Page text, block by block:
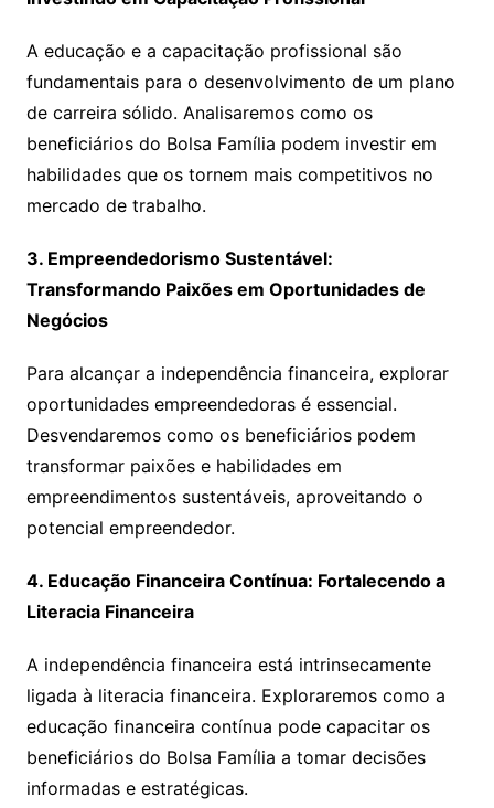
A educação e a capacitação profissional são
fundamentais para o desenvolvimento de um plano
de carreira sólido. Analisaremos como os
beneficiários do Bolsa Família podem investir em
habilidades que os tornem mais competitivos no
mercado de trabalho.
3. Empreendedorismo Sustentável:
Transformando Paixões em Oportunidades de
Negócios
Para alcançar a independência financeira, explorar
oportunidades empreendedoras é essencial.
Desvendaremos como os beneficiários podem
transformar paixões e habilidades em
empreendimentos sustentáveis, aproveitando o
potencial empreendedor.
4. Educação Financeira Contínua: Fortalecendo a
Literacia Financeira
A independência financeira está intrinsecamente
ligada à literacia financeira. Exploraremos como a
educação financeira contínua pode capacitar os
beneficiários do Bolsa Família a tomar decisões
informadas e estratégicas.